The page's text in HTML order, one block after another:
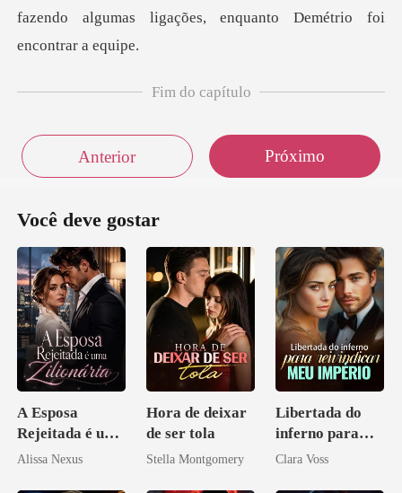
fazendo algumas ligações,
Fim do capítulo
Anterior Próximo
Você deve gostar
A Esposa
Rejeitada é uma
Zilionária
Alissa Nexus
Hora de deixar
de ser tola
Stella Montgomery
Libertada do
inferno para
reivindicar meu
Clara Voss